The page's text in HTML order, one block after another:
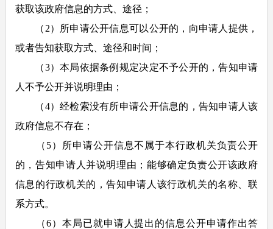
获取该政府信息的方式、途径；
（2）所申请公开信息可以公开的，向申请人提供，
或者告知获取方式、途径和时间；
（3）本局依据条例规定决定不予公开的，告知申请
人不予公开并说明理由；
（4）经检索没有所申请公开信息的，告知申请人该
政府信息不存在；
（5）所申请公开信息不属于本行政机关负责公开
的，告知申请人并说明理由；能够确定负责公开该政府
信息的行政机关的，告知申请人该行政机关的名称、联
系方式。
（6）本局已就申请人提出的信息公开申请作出答